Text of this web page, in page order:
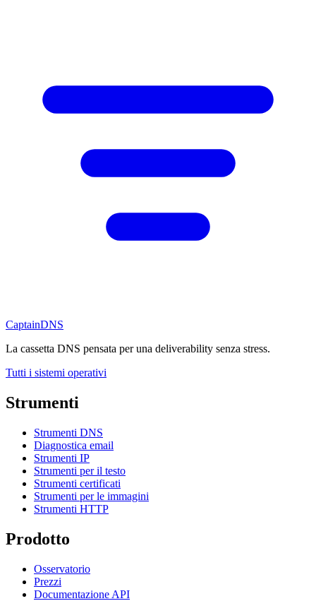
CaptainDNS
La cassetta DNS pensata per una deliverability senza stress.
Tutti i sistemi operativi
Strumenti
Strumenti DNS
Diagnostica email
Strumenti IP
Strumenti per il testo
Strumenti certificati
Strumenti per le immagini
Strumenti HTTP
Prodotto
Osservatorio
Prezzi
Documentazione API